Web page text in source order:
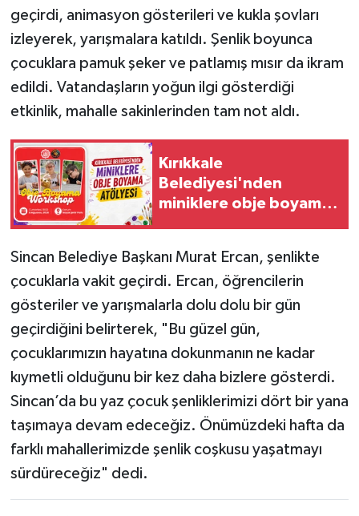
geçirdi, animasyon gösterileri ve kukla şovları
izleyerek, yarışmalara katıldı. Şenlik boyunca
çocuklara pamuk şeker ve patlamış mısır da ikram
edildi. Vatandaşların yoğun ilgi gösterdiği
etkinlik, mahalle sakinlerinden tam not aldı.
Kırıkkale
Belediyesi'nden
miniklere obje boyama
Sincan Belediye Başkanı Murat Ercan, şenlikte
çocuklarla vakit geçirdi. Ercan, öğrencilerin
gösteriler ve yarışmalarla dolu dolu bir gün
geçirdiğini belirterek, "Bu güzel gün,
çocuklarımızın hayatına dokunmanın ne kadar
kıymetli olduğunu bir kez daha bizlere gösterdi.
Sincan’da bu yaz çocuk şenliklerimizi dört bir yana
taşımaya devam edeceğiz. Önümüzdeki hafta da
farklı mahallerimizde şenlik coşkusu yaşatmayı
sürdüreceğiz" dedi.